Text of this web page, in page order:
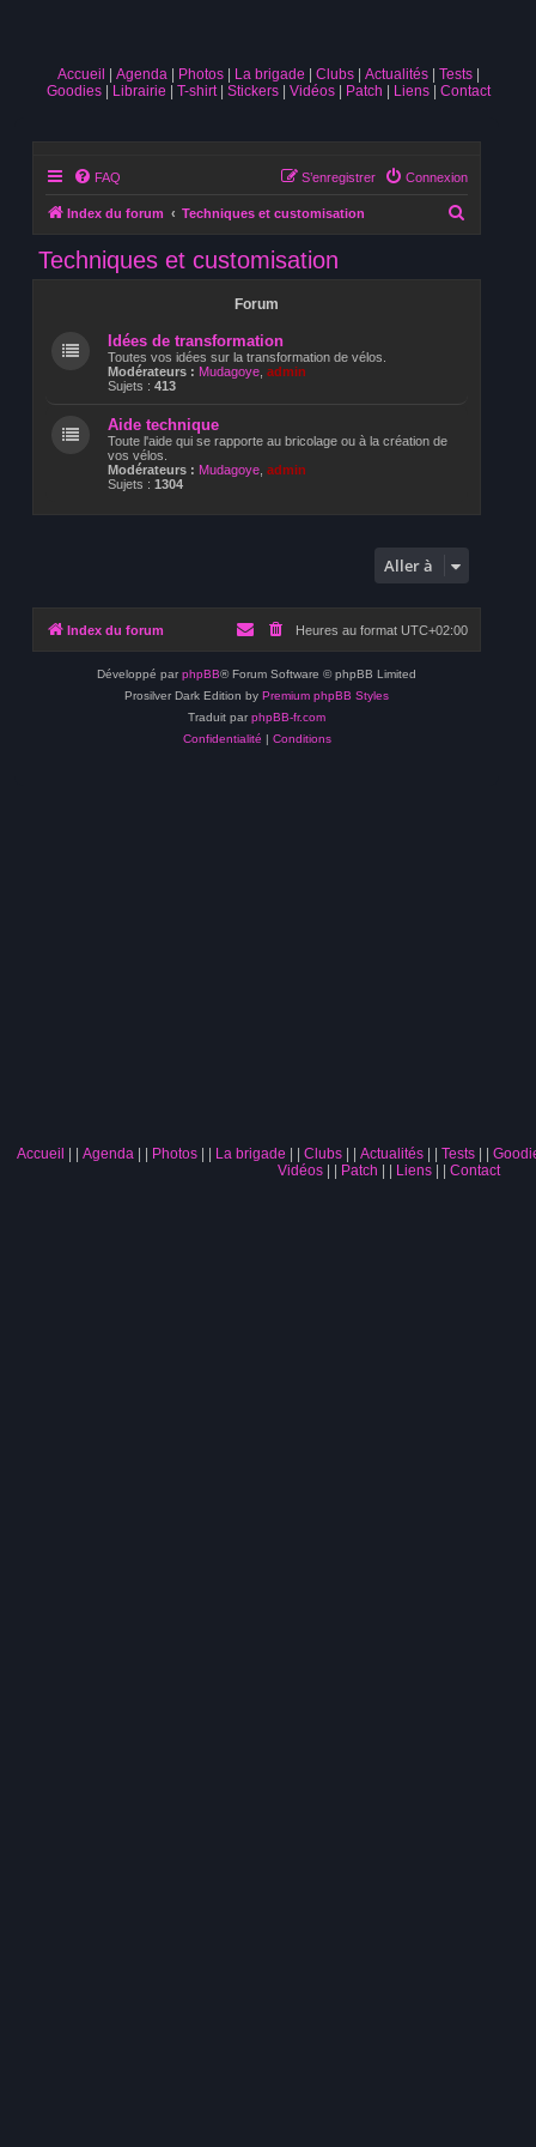
Accueil Agenda Photos La brigade Clubs Actualités
Tests
Goodies
Librairie T-shirt Stickers Vidéos Patch Liens Contact
FAQ Connexion
S’enregistrer
Index du forum Techniques et customisation
Techniques et customisation
Forum
Idées de transformation
Toutes vos idées sur la transformation de vélos.
Modérateurs : Mudagoye admin
Sujets : 413
Aide technique
Toute l'aide qui se rapporte au bricolage ou à la création de
vos vélos.
Modérateurs : Mudagoye admin
Sujets : 1304
Aller à
Index du forum Heures au format UTC+02:00
Développé par phpBB® Forum Software © phpBB Limited
Prosilver Dark Edition by Premium phpBB Styles
Traduit par phpBB-fr.com
Confidentialité | Conditions
Accueil Agenda| Photos| La brigade Clubs| Actualités| Tests|
Vidéos| Patch Liens| Contact